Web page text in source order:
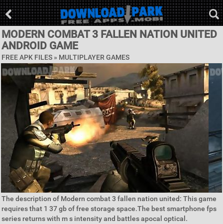
MODERN COMBAT 3 FALLEN NATION UNITED
ANDROID GAME
FREE APK FILES » MULTIPLAYER GAMES
The description of Modern combat 3 fallen nation united: This game
requires that 1 37 gb of free storage space.The best smartphone fps
series returns with m s intensity and battles apocal optical.